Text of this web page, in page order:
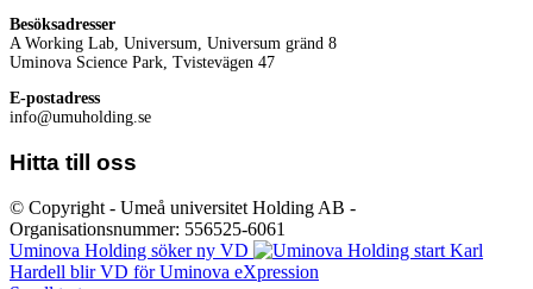
Besöksadresser
A Working Lab, Universum, Universum gränd 8
Uminova Science Park, Tvistevägen 47
E-postadress
info@umuholding.se
Hitta till oss
© Copyright - Umeå universitet Holding AB -
Organisationsnummer: 556525-6061
Uminova Holding söker ny VD
Karl
Hardell blir VD för Uminova eXpression